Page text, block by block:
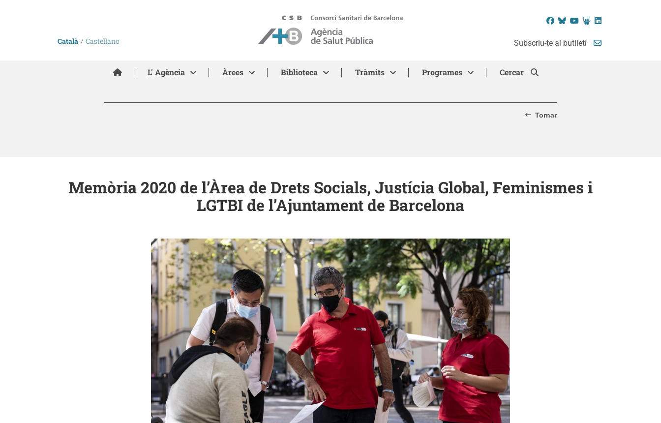
Català Castellano
ASPB - Agència de Salut Pública de Barcelona Facebook
BlueskyYouTube
SlideShare
LinkedIn
Subscriu-te al butlletí
Inici L' Agència Àrees Biblioteca Tràmits Programes Cercar
Tornar
Memòria 2020 de l’Àrea de Drets Socials, Justícia Global, Feminismes i
LGTBI de l’Ajuntament de Barcelona